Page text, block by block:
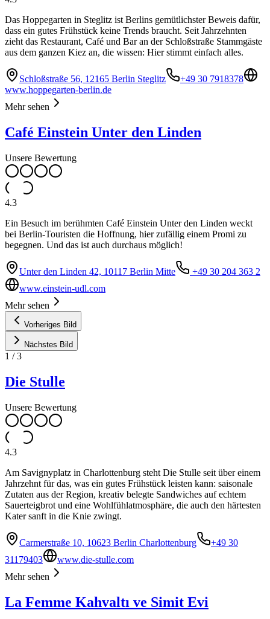
Das Hoppegarten in Steglitz ist Berlins gemütlichster Beweis dafür,
dass ein gutes Frühstück keine Trends braucht. Seit Jahrzehnten
zieht das Restaurant, Café und Bar an der Schloßstraße Stammgäste
aus dem ganzen Kiez an, die wissen: Hier stimmt einfach alles.
Schloßstraße 56, 12165 Berlin Steglitz
+49 30 7918378
www.hoppegarten-berlin.de
Mehr sehen
Café Einstein Unter den Linden
Unsere Bewertung
4.3
Ein Besuch im berühmten Café Einstein Unter den Linden weckt
bei Berlin-Touristen die Hoffnung, hier zufällig einem Promi zu
begegnen. Und das ist auch durchaus möglich!
Unter den Linden 42, 10117 Berlin Mitte
+49 30 204 363 2
www.einstein-udl.com
Mehr sehen
Vorheriges Bild
Nächstes Bild
1 /3
Die Stulle
Unsere Bewertung
4.3
Am Savignyplatz in Charlottenburg steht Die Stulle seit über einem
Jahrzehnt für das, was ein gutes Frühstück leisten kann: saisonale
Zutaten aus der Region, kreativ belegte Sandwiches auf echtem
Sauerteigbrot und eine Wohlfühlatmosphäre, die auch den härtesten
Kater sanft in die Knie zwingt.
Carmerstraße 10, 10623 Berlin Charlottenburg
+49 30
31179403
www.die-stulle.com
Mehr sehen
La Femme Kahvaltı ve Simit Evi